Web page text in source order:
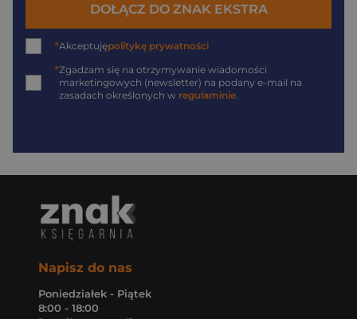
DOŁĄCZ DO ZNAK EKSTRA
*Akceptujępolitykę prywatności
*Zgadzam się na otrzymywanie wiadomości
marketingowych (newsletter) na podany e-mail na
zasadach określonych w regulaminie
Napisz do nas
Poniedziałek - Piątek
8:00 - 18:00